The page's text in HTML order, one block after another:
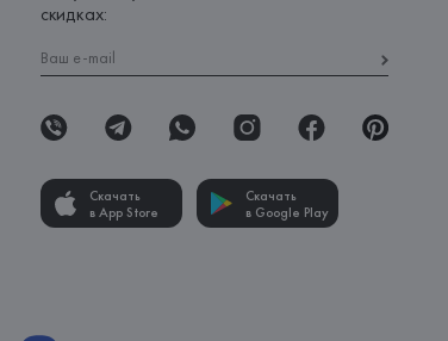
скидках:
Скачать
в App Store
Скачать
в Google Play